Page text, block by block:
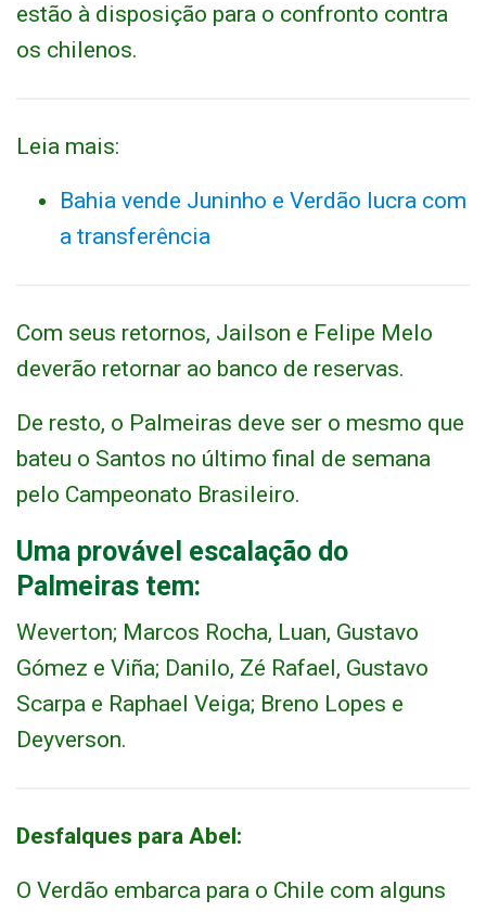
estão à disposição para o confronto contra
os chilenos.
Leia mais:
Bahia vende Juninho e Verdão lucra com
a transferência
Com seus retornos, Jailson e Felipe Melo
deverão retornar ao banco de reservas.
De resto, o Palmeiras deve ser o mesmo que
bateu o Santos no último final de semana
pelo Campeonato Brasileiro.
Uma provável escalação do
Palmeiras tem:
Weverton; Marcos Rocha, Luan, Gustavo
Gómez e Viña; Danilo, Zé Rafael, Gustavo
Scarpa e Raphael Veiga; Breno Lopes e
Deyverson.
Desfalques para Abel:
O Verdão embarca para o Chile com alguns